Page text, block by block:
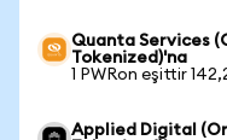
Quanta Services
Tokenized)'na
1 PWRon eşittir
Applied Digital